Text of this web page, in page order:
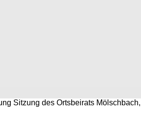
Sitzung des Ortsbeirats